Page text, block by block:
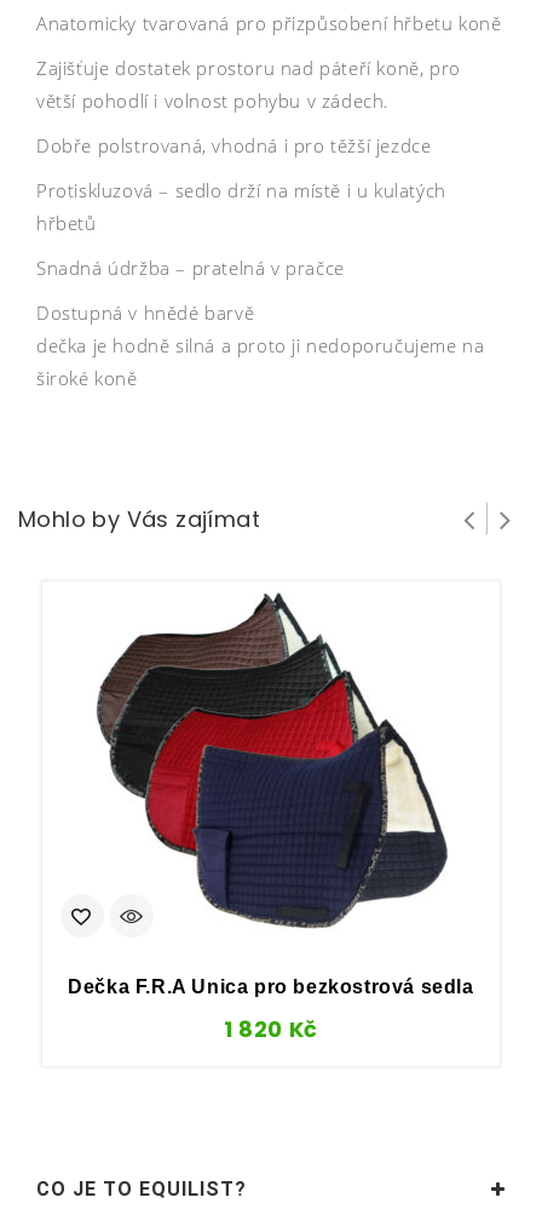
Anatomicky tvarovaná pro přizpůsobení hřbetu koně
Zajišťuje dostatek prostoru nad páteří koně, pro
větší pohodlí i volnost pohybu v zádech.
Dobře polstrovaná, vhodná i pro těžší jezdce
Protiskluzová – sedlo drží na místě i u kulatých
hřbetů
Snadná údržba – pratelná v pračce
Dostupná v hnědé barvě
dečka je hodně silná a proto ji nedoporučujeme na
široké koně
Mohlo by Vás zajímat
Dečka F.R.A Unica pro bezkostrová sedla
1 820 Kč
CO JE TO EQUILIST?